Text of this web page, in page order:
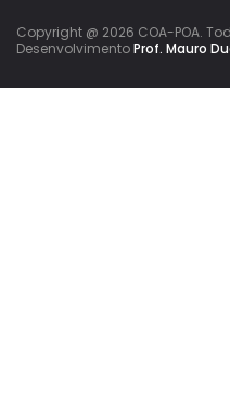
Copyright @ 2026 COA-POA.
DesenvolvimentoProf. Mauro